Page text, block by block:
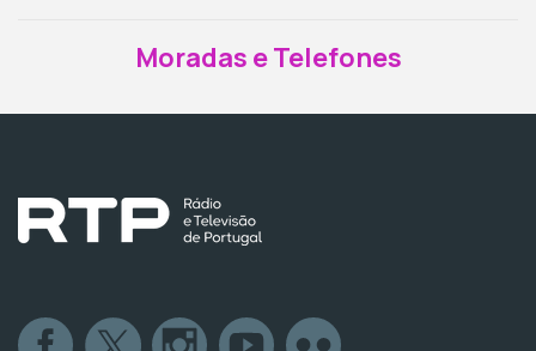
Moradas e Telefones